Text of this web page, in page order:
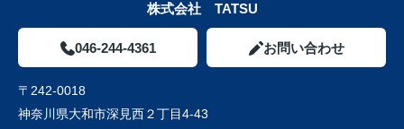
株式会社 TATSU
046-244-4361 お問い合わせ
〒242-0018
神奈川県大和市深見西２丁目4-43